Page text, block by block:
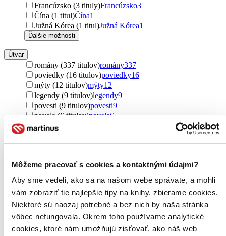
Môžeme pracovať s cookies a kontaktnými údajmi?
Aby sme vedeli, ako sa na našom webe správate, a mohli
vám zobraziť tie najlepšie tipy na knihy, zbierame cookies.
Niektoré sú naozaj potrebné a bez nich by naša stránka
vôbec nefungovala. Okrem toho používame analytické
cookies, ktoré nám umožňujú zisťovať, ako náš web
Francúzsko (3 tituly)Francúzsko3
Čína (1 titul)Čína1
Južná Kórea (1 titul)Južná Kórea1
Ďalšie možnosti
Útvar
romány (337 titulov)romány337
poviedky (16 titulov)poviedky16
mýty (12 titulov)mýty12
legendy (9 titulov)legendy9
povesti (9 titulov)povesti9
novela (6 titulov)novela6
reportáže (3 tituly)
fantasy (175 titulov)fantasy 175
high fantasy (78 titulov)high fantasy78
urban fantasy (45 titulov)urban fantasy45
dark fantasy (31 titulov) dark fantasy 31
detektívky (23 titulov)detektívky23
space opera (13 titulov)space opera13